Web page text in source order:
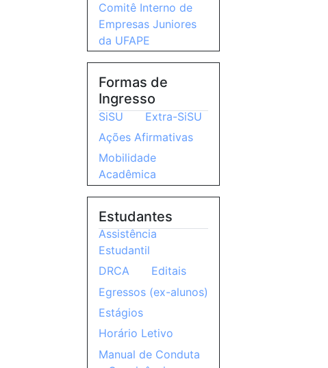
Comitê Interno de
Empresas Juniores
da UFAPE
Formas de
Ingresso
SiSU
Extra-SiSU
Ações Afirmativas
Mobilidade
Acadêmica
Estudantes
Assistência
Estudantil
DRCA
Editais
Egressos (ex-alunos)
Estágios
Horário Letivo
Manual de Conduta